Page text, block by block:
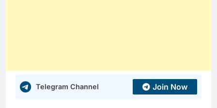
Telegram Channel Join Now